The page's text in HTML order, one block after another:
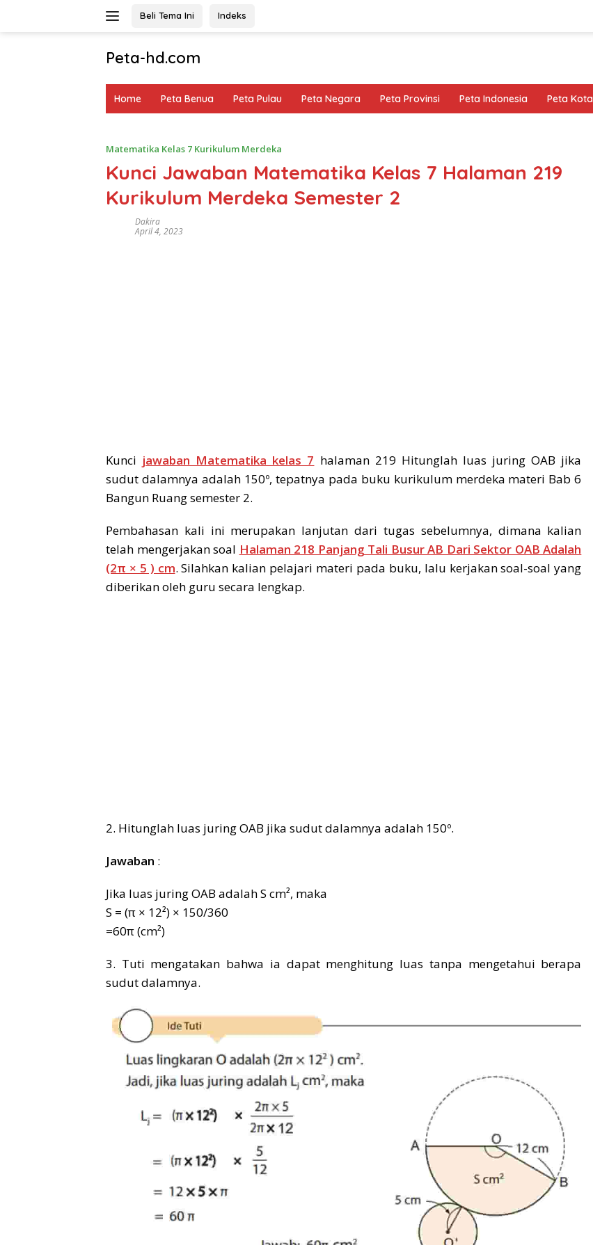
Beli Tema Ini Indeks
Peta-hd.com
Gambar
Home Peta Benua Peta Pulau Peta Negara Peta Provinsi Peta Indonesia Peta Kota
Matematika Kelas 7 Kurikulum Merdeka
Kunci Jawaban Matematika Kelas 7 Halaman 219
Kurikulum Merdeka Semester 2
Dakira
April 4, 2023
Kunci jawaban Matematika kelas 7 halaman 219 Hitunglah luas juring OAB jika
sudut dalamnya adalah 150º, tepatnya pada buku kurikulum merdeka materi Bab 6
Bangun Ruang semester 2.
Pembahasan kali ini merupakan lanjutan dari tugas sebelumnya, dimana kalian
telah mengerjakan soal Halaman 218 Panjang Tali Busur AB Dari Sektor OAB Adalah
(2π × 5 ) cm. Silahkan kalian pelajari materi pada buku, lalu kerjakan soal-soal yang
diberikan oleh guru secara lengkap.
2. Hitunglah luas juring OAB jika sudut dalamnya adalah 150º.
Jawaban :
Jika luas juring OAB adalah S cm², maka
S = (π × 12²) × 150/360
=60π (cm²)
3. Tuti mengatakan bahwa ia dapat menghitung luas tanpa mengetahui berapa
sudut dalamnya.